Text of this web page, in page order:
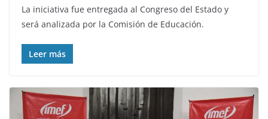
La iniciativa fue entregada al Congreso del Estado y
será analizada por la Comisión de Educación.
Leer más